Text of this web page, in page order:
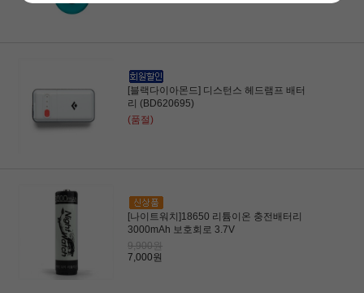
[블랙다이아몬드] 디스턴스 헤드램프 배터
리 (BD620695)
(품절)
[나이트워치]18650 리튬이온 충전배터리
3000mAh 보호회로 3.7V
9,900원
7,000원